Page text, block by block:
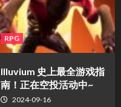
RPG
Illuvium 史上最全游戏指
南！正在空投活动中~
2024-09-16